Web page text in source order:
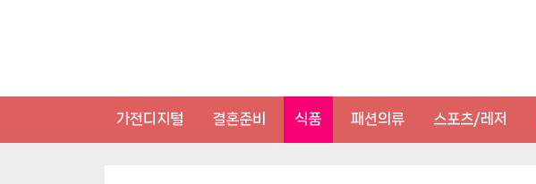
가전디지털 결혼준비 식품 패션의류 스포츠/레저